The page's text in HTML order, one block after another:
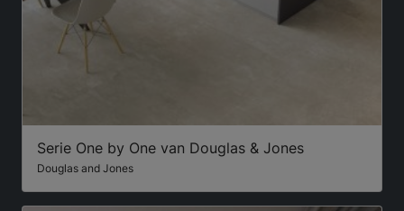
Serie One by One van Douglas & Jones
Douglas and Jones